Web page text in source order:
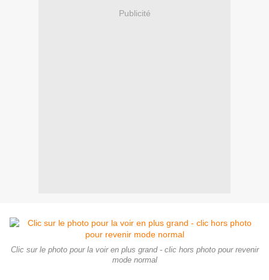
Publicité
Clic sur le photo pour la voir en plus grand - clic hors photo pour revenir
mode normal